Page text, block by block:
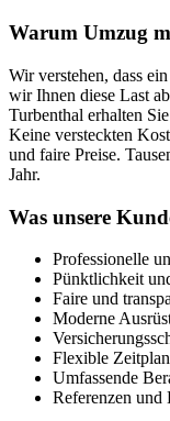
Warum Umzug
Wir verstehen, dass
wir Ihnen diese Last
Turbenthal erhalten
Keine versteckten
und faire Preise.
Jahr.
Was unsere
Professionelle
Pünktlichkeit
Faire und
Moderne
Flexible
Umfassende
Referenzen und